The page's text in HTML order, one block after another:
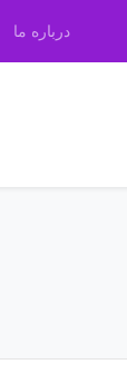
درباره ما